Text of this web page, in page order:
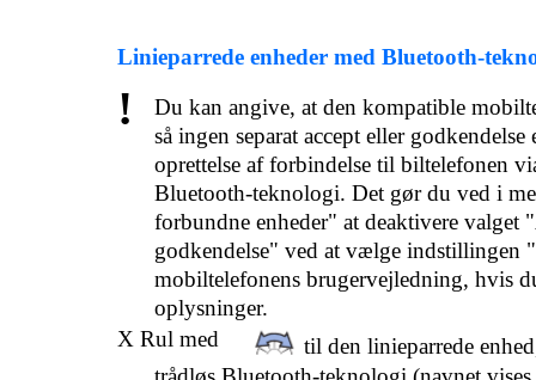
Linieparrede enheder med Bluetooth-
!
Du kan angive, at den kompatible
så ingen separat accept eller
oprettelse af forbindelse til biltelefonen
Bluetooth-teknologi. Det gør du ved i
forbundne enheder" at deaktivere valget
godkendelse" ved at vælge indstillingen
mobiltelefonens brugervejledning, hvis
oplysninger.
X Rul med
til den linieparrede